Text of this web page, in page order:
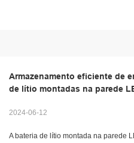
Armazenamento eficiente de
de lítio montadas na parede
2024-06-12
A bateria de lítio montada na parede